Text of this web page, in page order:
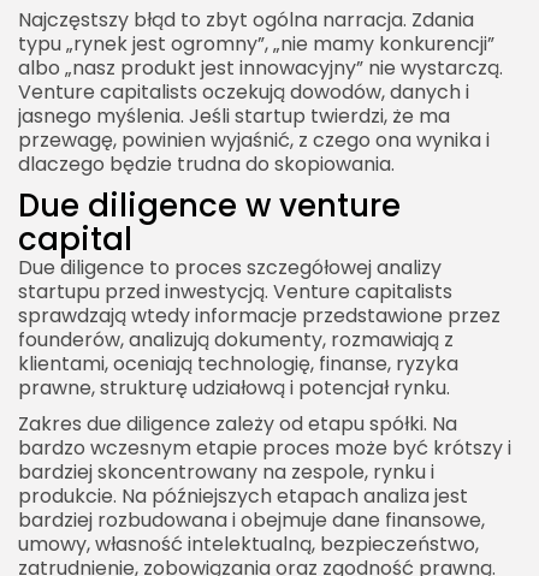
Najczęstszy błąd to zbyt ogólna narracja. Zdania
typu „rynek jest ogromny”, „nie mamy konkurencji”
albo „nasz produkt jest innowacyjny” nie wystarczą.
Venture capitalists oczekują dowodów, danych i
jasnego myślenia. Jeśli startup twierdzi, że ma
przewagę, powinien wyjaśnić, z czego ona wynika i
dlaczego będzie trudna do skopiowania.
Due diligence w venture
capital
Due diligence to proces szczegółowej analizy
startupu przed inwestycją. Venture capitalists
sprawdzają wtedy informacje przedstawione przez
founderów, analizują dokumenty, rozmawiają z
klientami, oceniają technologię, finanse, ryzyka
prawne, strukturę udziałową i potencjał rynku.
Zakres due diligence zależy od etapu spółki. Na
bardzo wczesnym etapie proces może być krótszy i
bardziej skoncentrowany na zespole, rynku i
produkcie. Na późniejszych etapach analiza jest
bardziej rozbudowana i obejmuje dane finansowe,
umowy, własność intelektualną, bezpieczeństwo,
zatrudnienie, zobowiązania oraz zgodność prawną.